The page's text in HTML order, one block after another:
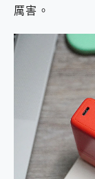
厲害。